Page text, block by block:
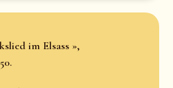
im Elsass »,